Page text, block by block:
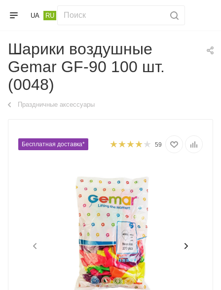
UA RU
Шарики воздушные
Gemar GF-90 100 шт.
(0048)
Праздничные аксессуары
Бесплатная доставка* 59